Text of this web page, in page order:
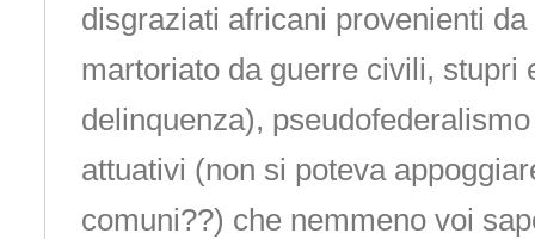
disgraziati africani provenienti
martoriato da guerre civili, stupri
delinquenza),
attuativi (non si poteva
comuni??) che nemmeno voi